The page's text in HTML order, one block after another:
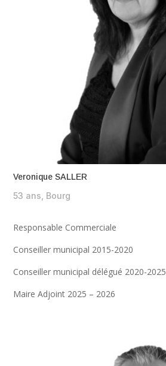
Veronique SALLER
53 ans, Bourg
Responsable Commerciale
Conseiller municipal 2015-2020
Conseiller municipal délégué 2020-2025
Maire Adjoint 2025 – 2026